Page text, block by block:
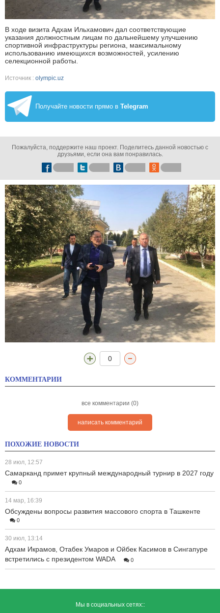
В ходе визита Адхам Ильхамович дал соответствующие
указания должностным лицам по дальнейшему улучшению
спортивной инфраструктуры региона, максимальному
использованию имеющихся возможностей, усилению
селекционной работы.
Источник : olympic.uz
Получайте новости прямо в Telegram
Пожалуйста, поддержите наш проект. Поделитесь данной новостью с
друзьями, если она вам понравилась.
0
КОММЕНТАРИИ
все комментарии (0)
написать комментарий
ПОХОЖИЕ НОВОСТИ
28 июл, 12:57
Самарканд примет крупный международный турнир в 2027 году
0
14 мар, 16:39
Обсуждены вопросы развития массового спорта в Ташкенте
0
30 июл, 13:14
Адхам Икрамов, Отабек Умаров и Ойбек Касимов в Сингапуре
встретились с президентом WADA
0
Мы в социальных сетях::